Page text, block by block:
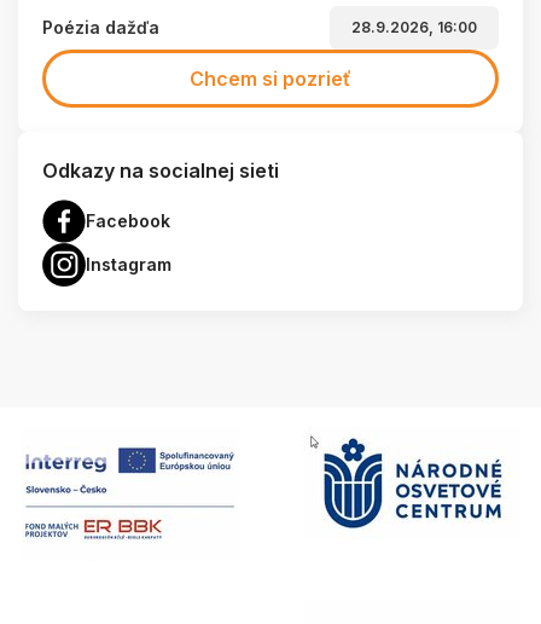
Poézia dažďa 28.9.2026, 16:00
Chcem si pozrieť
Odkazy na socialnej sieti
Facebook
Instagram